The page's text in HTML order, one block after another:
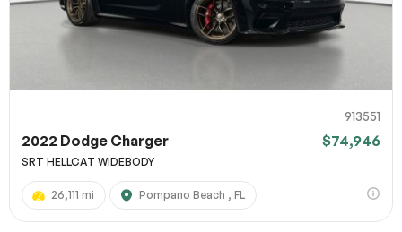
913551
2022 Dodge Charger $74,946
SRT HELLCAT WIDEBODY
26,111 mi Pompano Beach , FL